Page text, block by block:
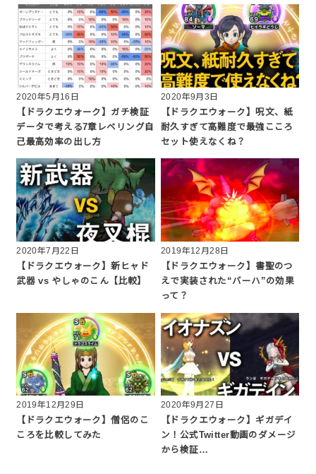
2020年5月16日
【ドラクエウォーク】ガチ検証
データで考える7章レベリング自
己最高効率の出し方
2020年9月3日
【ドラクエウォーク】呪文、紙
耐久すぎて高難度で最強こころ
セット使えなくね？
2020年7月22日
【ドラクエウォーク】新ヒャド
武器 vs やしゃのこん【比較】
2019年12月28日
【ドラクエウォーク】書聖のつ
えで実装された“バーハ”の効果
って？
2019年12月29日
【ドラクエウォーク】僧侶のこ
ころを比較してみた
2020年9月27日
【ドラクエウォーク】ギガデイ
ン！公式Twitter動画のダメージ
から検証…